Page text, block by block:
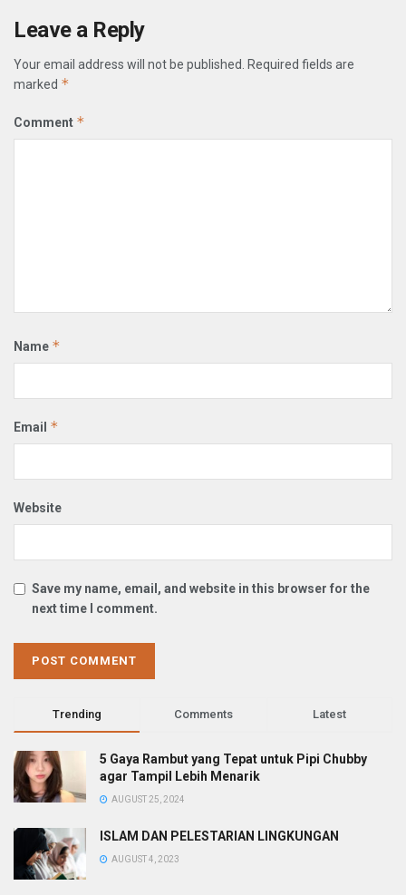
Leave a Reply
Your email address will not be published.
Required fields are
marked *
Comment *
Name *
Email *
Website
Save my name, email, and website in this browser for the
next time I comment.
Trending Comments Latest
5 Gaya Rambut yang Tepat untuk Pipi Chubby
agar Tampil Lebih Menarik
AUGUST 25, 2024
ISLAM DAN PELESTARIAN LINGKUNGAN
AUGUST 4, 2023